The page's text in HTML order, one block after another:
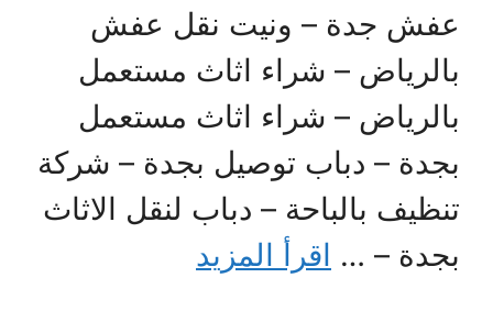
عفش جدة – ونيت نقل عفش
بالرياض – شراء اثاث مستعمل
بالرياض – شراء اثاث مستعمل
بجدة – دباب توصيل بجدة – شركة
تنظيف بالباحة – دباب لنقل الاثاث
بجدة – … اقرأ المزيد